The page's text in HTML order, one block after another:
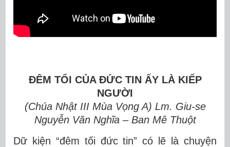
ĐÊM TỐI CỦA ĐỨC TIN ẤY LÀ KIẾP
NGƯỜI
(Chúa Nhật III Mùa Vọng A) Lm. Giu-se
Nguyễn Văn Nghĩa – Ban Mê Thuột
Dữ kiện “đêm tối đức tin” có lẽ là chuyện